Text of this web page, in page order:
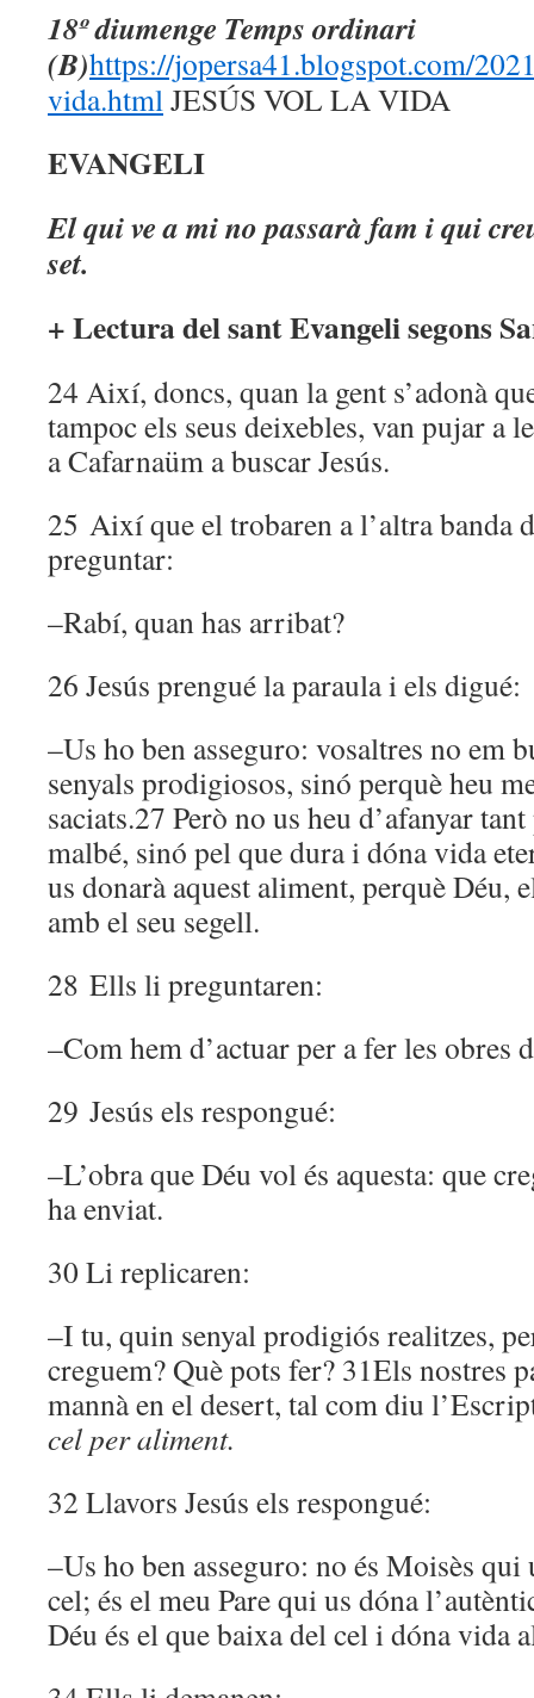
18º diumenge Temps ordinari
(B)https://jopersa41.blogspot.com/
vida.htmlJESÚS VOL LA VIDA
EVANGELI
El qui ve a mi no passarà fam i qui
set.
+ Lectura del sant Evangeli segons
24 Així, doncs, quan la gent s’adonà
tampoc els seus deixebles, van pujar a
a Cafarnaüm a buscar Jesús.
25 Així que el trobaren a l’altra banda
preguntar:
–Rabí, quan has arribat?
26 Jesús prengué la paraula i els digué:
–Us ho ben asseguro: vosaltres no em
senyals prodigiosos, sinó perquè heu
saciats.27 Però no us heu d’afanyar
malbé, sinó pel que dura i dóna vida
us donarà aquest aliment, perquè Déu,
amb el seu segell.
28 Ells li preguntaren:
–Com hem d’actuar per a fer les obres
29 Jesús els respongué:
–L’obra que Déu vol és aquesta: que
ha enviat.
30 Li replicaren:
–I tu, quin senyal prodigiós realitzes,
creguem? Què pots fer? 31Els nostres
mannà en el desert, tal com diu
cel per aliment.
32 Llavors Jesús els respongué:
–Us ho ben asseguro: no és Moisès qui
cel; és el meu Pare qui us dóna
Déu és el que baixa del cel i dóna vida